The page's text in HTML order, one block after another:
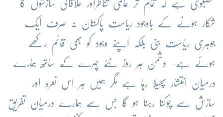
مضبوطی ہے کہ تمام تر عالمی تناظراور علاقائی سازشوں کا
شکار ہونے کے باوجود ریاستِ پاکستان نہ صرف ایک
جوہری ریاست بنی بلکہ اپنے وجود کو بھی قائم رکھے
ہوئے ہے- دشمن ہر روز نئے چہرے کے ساتھ ہمارے
درمیان انتشار پھیلا رہا ہے مگر ہمیں ہر اس نعرہ اور
سازش سے چوکنا رہنا ہو گا جس سے ہمارے درمیان تفریق